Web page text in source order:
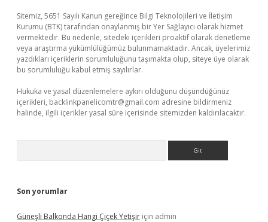
Sitemiz, 5651 Sayılı Kanun gereğince Bilgi Teknolojileri ve İletişim
Kurumu (BTK) tarafından onaylanmış bir Yer Sağlayıcı olarak hizmet
vermektedir. Bu nedenle, sitedeki içerikleri proaktif olarak denetleme
veya araştırma yükümlülüğümüz bulunmamaktadır. Ancak, üyelerimiz
yazdıkları içeriklerin sorumluluğunu taşımakta olup, siteye üye olarak
bu sorumluluğu kabul etmiş sayılırlar.
Hukuka ve yasal düzenlemelere aykırı olduğunu düşündüğünüz
içerikleri, backlinkpanelicomtr@gmail.com adresine bildirmeniz
halinde, ilgili içerikler yasal süre içerisinde sitemizden kaldırılacaktır.
Son yorumlar
Güneşli Balkonda Hangi Çiçek Yetişir için admin